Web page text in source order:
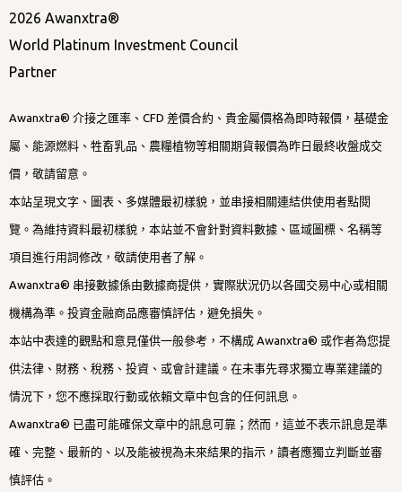
2026 Awanxtra®
World Platinum Investment Council
Partner
Awanxtra® 介接之匯率、CFD 差價合約、貴金屬價格為即時報價，基礎金
屬、能源燃料、牲畜乳品、農糧植物等相關期貨報價為昨日最終收盤成交
價，敬請留意。
本站呈現文字、圖表、多媒體最初樣貌，並串接相關連結供使用者點閱
覽。為維持資料最初樣貌，本站並不會針對資料數據、區域圖標、名稱等
項目進行用詞修改，敬請使用者了解。
Awanxtra® 串接數據係由數據商提供，實際狀況仍以各國交易中心或相關
機構為準。投資金融商品應審慎評估，避免損失。
本站中表達的觀點和意見僅供一般參考，不構成 Awanxtra® 或作者為您提
供法律、財務、稅務、投資、或會計建議。在未事先尋求獨立專業建議的
情況下，您不應採取行動或依賴文章中包含的任何訊息。
Awanxtra® 已盡可能確保文章中的訊息可靠；然而，這並不表示訊息是準
確、完整、最新的、以及能被視為未來結果的指示，讀者應獨立判斷並審
慎評估。